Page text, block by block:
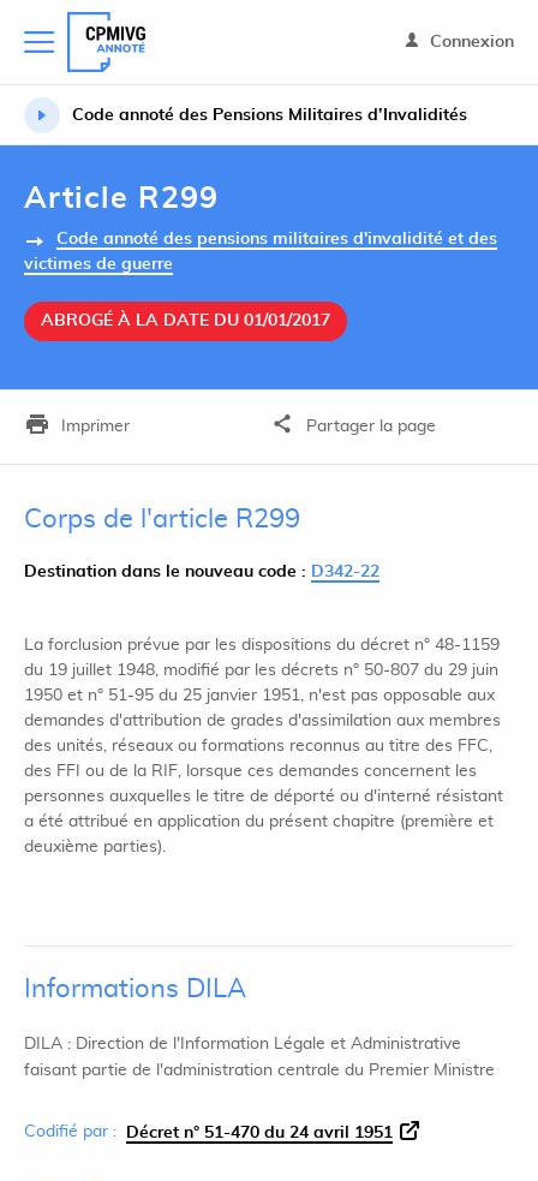
Connexion
Code annoté des Pensions Militaires d’Invalidités
Article R299
Code annoté des pensions militaires d'invalidité et des
victimes de guerre
ABROGÉ À LA DATE DU 01/01/2017
Imprimer Partager la page
Corps de l'article R299
Destination dans le nouveau code : D342-22
La forclusion prévue par les dispositions du décret n° 48-1159
du 19 juillet 1948, modifié par les décrets n° 50-807 du 29 juin
1950 et n° 51-95 du 25 janvier 1951, n'est pas opposable aux
demandes d'attribution de grades d'assimilation aux membres
des unités, réseaux ou formations reconnus au titre des FFC,
des FFI ou de la RIF, lorsque ces demandes concernent les
personnes auxquelles le titre de déporté ou d'interné résistant
a été attribué en application du présent chapitre (première et
deuxième parties).
Informations DILA
DILA : Direction de l'Information Légale et Administrative
faisant partie de l'administration centrale du Premier Ministre
Codifié par : Décret n° 51-470 du 24 avril 1951